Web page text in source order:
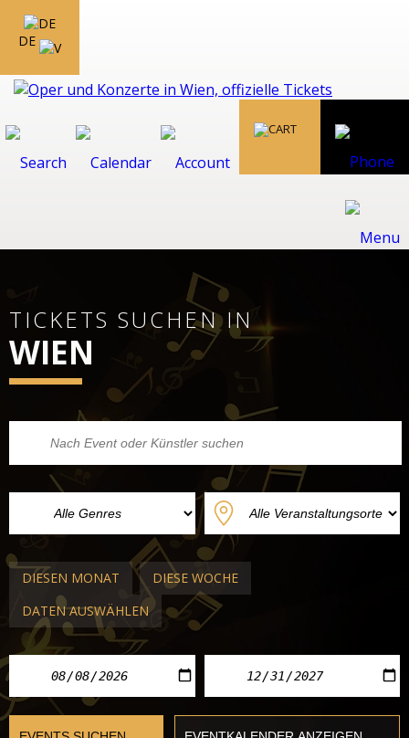
DE
TICKETS SUCHEN IN
WIEN
DIESEN MONAT
DIESE WOCHE
DATEN AUSWÄHLEN